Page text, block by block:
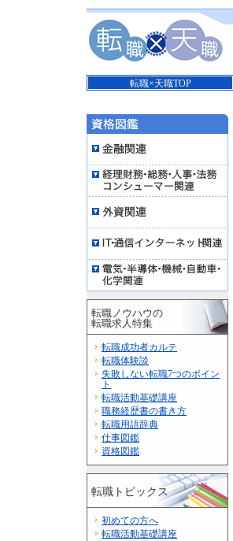
転職×天職TOP
転職ノウハウの
転職求人特集
転職成功者カルテ
転職体験談
失敗しない転職7つのポイン
ト
転職活動基礎講座
職務経歴書の書き方
転職用語辞典
仕事図鑑
資格図鑑
転職トピックス
初めての方へ
転職活動基礎講座